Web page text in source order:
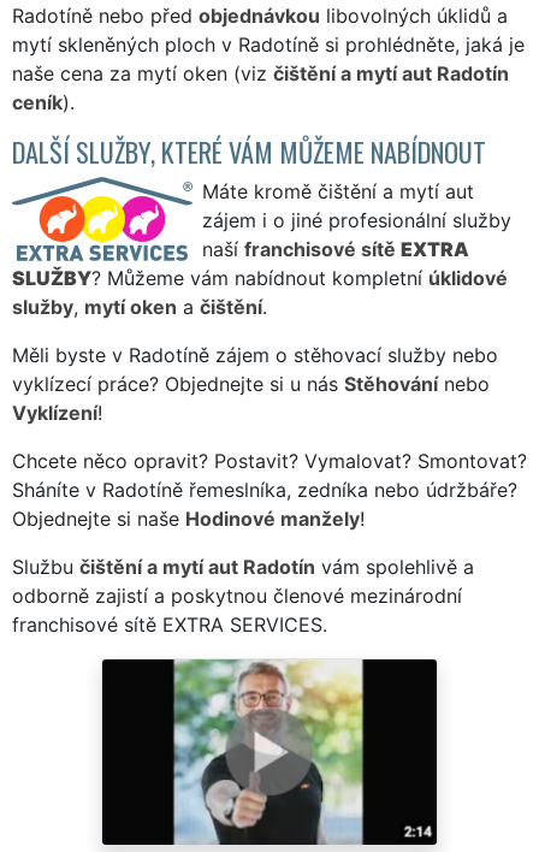
Radotíně nebo před objednávkou libovolných úklidů a
mytí skleněných ploch v Radotíně si prohlédněte, jaká je
naše cena za mytí oken (viz čištění a mytí aut Radotín
ceník).
DALŠÍ SLUŽBY, KTERÉ VÁM MŮŽEME NABÍDNOUT
Máte kromě čištění a mytí aut
zájem i o jiné profesionální služby
naší franchisové sítě EXTRA
SLUŽBY? Můžeme vám nabídnout kompletní úklidové
služby, mytí oken a čištění.
Měli byste v Radotíně zájem o stěhovací služby nebo
vyklízecí práce? Objednejte si u nás Stěhovánínebo
Vyklízení!
Chcete něco opravit? Postavit? Vymalovat? Smontovat?
Sháníte v Radotíně řemeslníka, zedníka nebo údržbáře?
Objednejte si naše Hodinové manžely!
Službu čištění a mytí aut Radotín vám spolehlivě a
odborně zajistí a poskytnou členové mezinárodní
franchisové sítě EXTRA SERVICES.